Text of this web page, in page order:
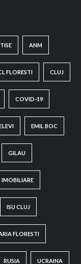
ANM
FLORESTI CLUJ
COVID-19
EMIL BOC
GILAU
IMOBILIARE
ISU CLUJ
FLORESTI
RUSIA UCRAINA